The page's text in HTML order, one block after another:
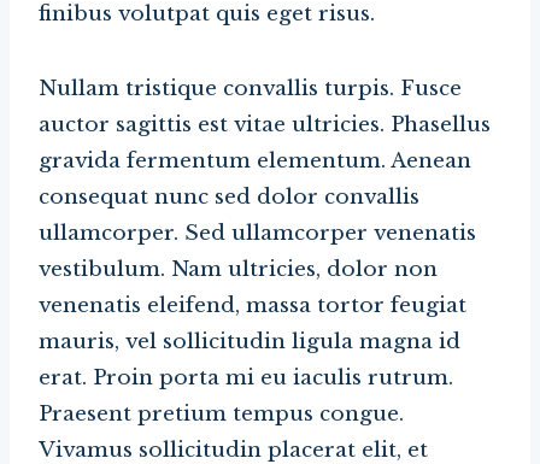
finibus volutpat quis eget risus.
Nullam tristique convallis turpis. Fusce
auctor sagittis est vitae ultricies. Phasellus
gravida fermentum elementum. Aenean
consequat nunc sed dolor convallis
ullamcorper. Sed ullamcorper venenatis
vestibulum. Nam ultricies, dolor non
venenatis eleifend, massa tortor feugiat
mauris, vel sollicitudin ligula magna id
erat. Proin porta mi eu iaculis rutrum.
Praesent pretium tempus congue.
Vivamus sollicitudin placerat elit, et